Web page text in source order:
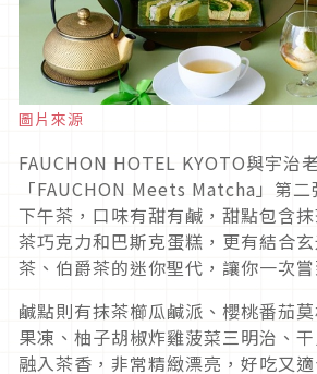
圖片來源
FAUCHON HOTEL KYOTO與宇治
「FAUCHON Meets Matcha」第
下午茶，口味有甜有鹹，甜點包含
茶巧克力和巴斯克蛋糕，更有結合
茶、伯爵茶的迷你聖代，讓你一次嘗
鹹點則有抹茶櫛瓜鹹派、櫻桃番茄
果凍、柚子胡椒炸雞菠菜三明治、
融入茶香，非常精緻漂亮，好吃又適